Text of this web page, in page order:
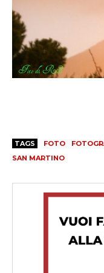
TAGS FOTO
SAN MARTINO